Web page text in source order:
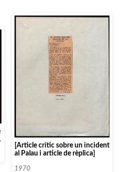
[Article crític sobre un incident
al Palau i article de rèplica]
1970